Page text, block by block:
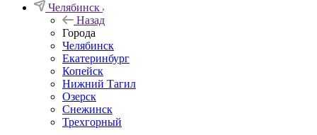
Челябинск
Назад
Города
Челябинск
Екатеринбург
Копейск
Нижний Тагил
Озерск
Снежинск
Трехгорный